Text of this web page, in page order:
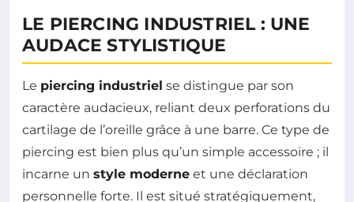
LE PIERCING INDUSTRIEL : UNE
AUDACE STYLISTIQUE
Le piercing industriel se distingue par son
caractère audacieux, reliant deux perforations du
cartilage de l’oreille grâce à une barre. Ce type de
piercing est bien plus qu’un simple accessoire ; il
incarne un style moderne et une déclaration
personnelle forte. Il est situé stratégiquement,